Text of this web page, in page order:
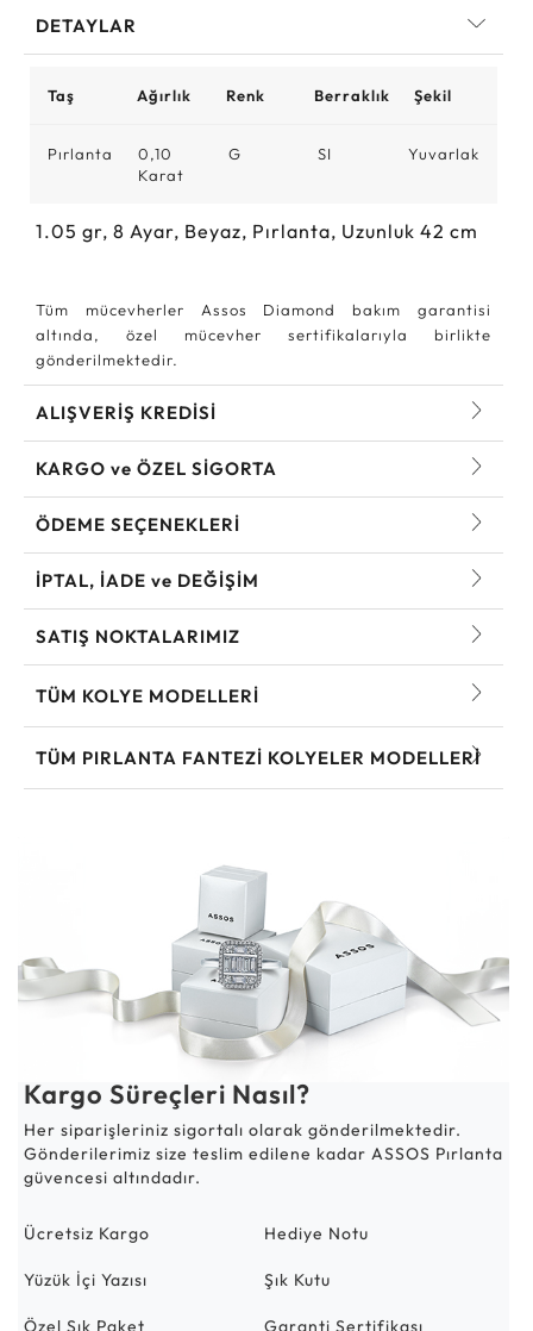
DETAYLAR
Taş Ağırlık Renk Berraklık Şekil
Pırlanta
0,10
Karat
G SI Yuvarlak
1.05 gr, 8 Ayar, Beyaz, Pırlanta, Uzunluk 42 cm
Tüm mücevherler Assos Diamond bakım garantisi
altında, özel mücevher sertifikalarıyla birlikte
gönderilmektedir.
ALIŞVERİŞ KREDİSİ
KARGO ve ÖZEL SİGORTA
ÖDEME SEÇENEKLERİ
İPTAL, İADE ve DEĞİŞİM
SATIŞ NOKTALARIMIZ
TÜM KOLYE MODELLERI
TÜM PIRLANTA FANTEZI KOLYELER MODELLERI
Kargo Süreçleri Nasıl?
Her siparişleriniz sigortalı olarak gönderilmektedir.
Gönderilerimiz size teslim edilene kadar ASSOS Pırlanta
güvencesi altındadır.
Ücretsiz Kargo Hediye Notu
Yüzük İçi Yazısı Şık Kutu
Özel Şık Paket Garanti Sertifikası